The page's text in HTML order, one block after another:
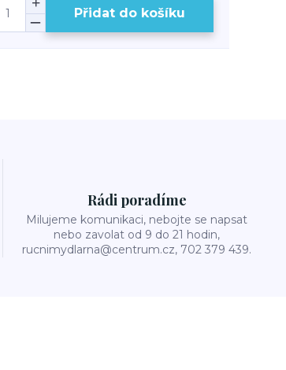
Přidat do košíku
Rádi poradíme
Milujeme komunikaci, nebojte se napsat
nebo zavolat od 9 do 21 hodin,
rucnimydlarna@centrum.cz, 702 379 439.